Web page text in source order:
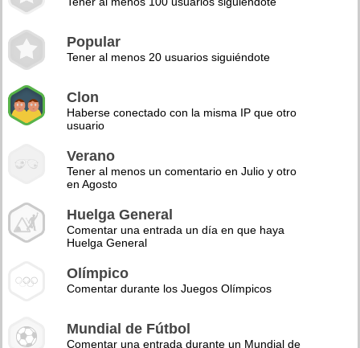
Popular
Tener al menos 20 usuarios siguiéndote
Clon
Haberse conectado con la misma IP que otro
usuario
Verano
Tener al menos un comentario en Julio y otro
en Agosto
Huelga General
Comentar una entrada un día en que haya
Huelga General
Olímpico
Comentar durante los Juegos Olímpicos
Mundial de Fútbol
Comentar una entrada durante un Mundial de